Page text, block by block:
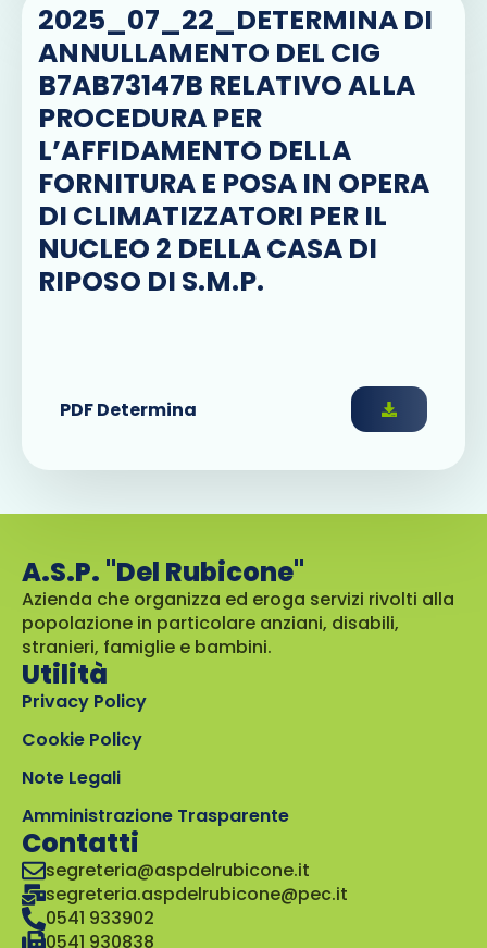
2025_07_22_DETERMINA DI
ANNULLAMENTO DEL CIG
B7AB73147B RELATIVO ALLA
PROCEDURA PER
L’AFFIDAMENTO DELLA
FORNITURA E POSA IN OPERA
DI CLIMATIZZATORI PER IL
NUCLEO 2 DELLA CASA DI
RIPOSO DI S.M.P.
PDF Determina
A.S.P. "Del Rubicone"
Azienda che organizza ed eroga servizi rivolti alla
popolazione in particolare anziani, disabili,
stranieri, famiglie e bambini.
Utilità
Privacy Policy
Cookie Policy
Note Legali
Amministrazione Trasparente
Contatti
segreteria@aspdelrubicone.it
segreteria.aspdelrubicone@pec.it
0541 933902
0541 930838